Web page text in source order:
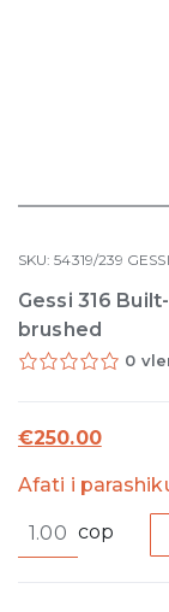
SKU:54319/239 GESSI
Gessi 316
brushed
0
€250.00
Afati i
316
cop